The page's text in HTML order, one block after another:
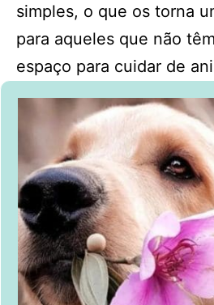
simples, o que os torna
para aqueles que não
espaço para cuidar de